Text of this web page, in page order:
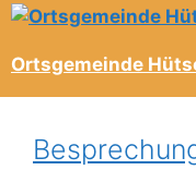
Ortsgemeinde